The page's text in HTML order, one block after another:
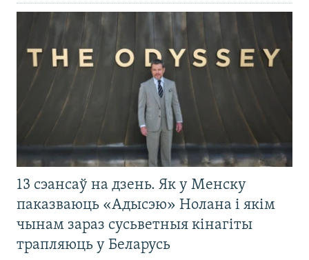
13 сэансаў на дзень. Як у Менску
паказваюць «Адысэю» Нолана і якім
чынам зараз сусьветныя кінагіты
трапляюць у Беларусь